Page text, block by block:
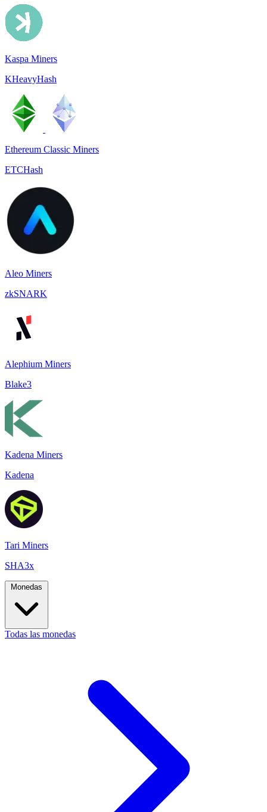
Kaspa Miners
KHeavyHash
Ethereum Classic Miners
ETCHash
Aleo Miners
zkSNARK
Alephium Miners
Blake3
Kadena Miners
Kadena
Tari Miners
SHA3x
Monedas
Todas las monedas